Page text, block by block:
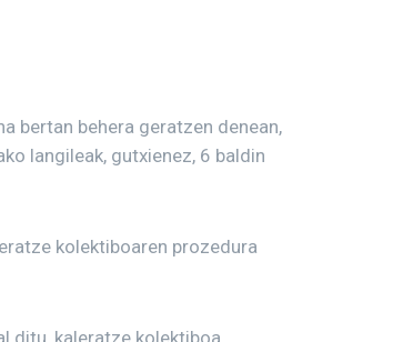
bertan behera geratzen denean,
langileak, gutxienez, 6 baldin
kolektiboaren prozedura